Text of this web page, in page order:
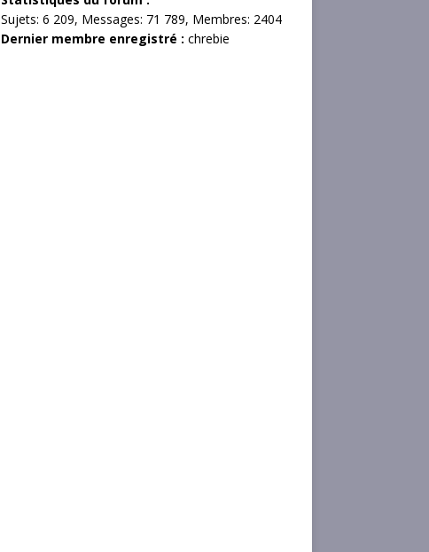
Sujets: 6 209, Messages: 71 789, Membres: 2404
Dernier membre enregistré : chrebie